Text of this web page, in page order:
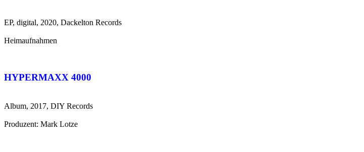
EP, digital, 2020, Dackelton Records
Heimaufnahmen
HYPERMAXX 4000
Album, 2017, DIY Records
Produzent: Mark Lotze